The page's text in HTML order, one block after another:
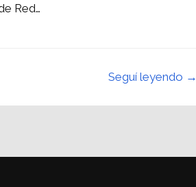
Red…
Seguí leyendo →